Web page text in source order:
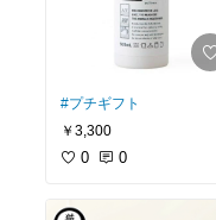
#プチギフト
￥3,300
0 0